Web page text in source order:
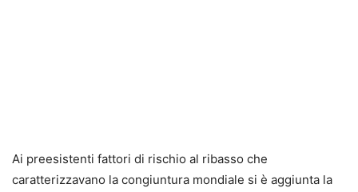
Ai preesistenti fattori di rischio al ribasso che
caratterizzavano la congiuntura mondiale si è aggiunta la